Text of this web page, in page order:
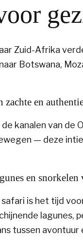
Zuid-Afrika
Botswana,
en
kanalen van
— deze
en snorkelen
is het tijd
tussen